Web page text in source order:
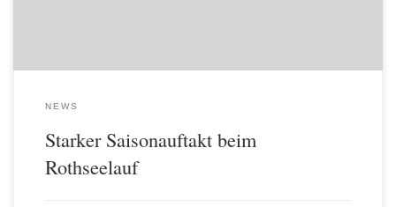
NEWS
Starker Saisonauftakt beim
Rothseelauf